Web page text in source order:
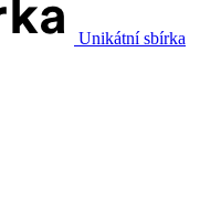
Unikátní sbírka